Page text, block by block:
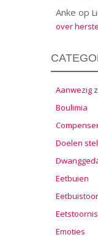
Anke op
over
Aanwezig
Boulimia
Doelen
Eetbuien
Eetstoornis
Emoties